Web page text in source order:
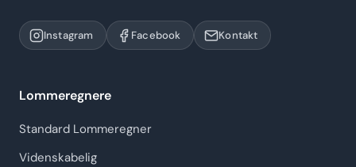
Instagram Facebook Kontakt
Lommeregnere
Standard Lommeregner
Videnskabelig